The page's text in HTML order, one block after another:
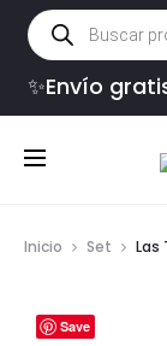
Búsqueda
de
productos
✨Envío
Inicio Set Las
Save